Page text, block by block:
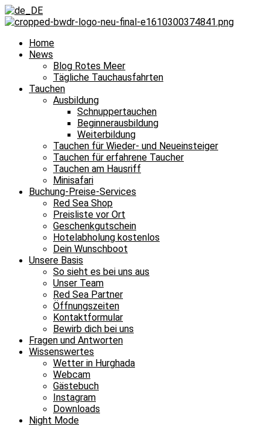
Home
News
Blog Rotes Meer
Tägliche Tauchausfahrten
Tauchen
Ausbildung
Schnuppertauchen
Beginnerausbildung
Weiterbildung
Tauchen für Wieder- und Neueinsteiger
Tauchen für erfahrene Taucher
Tauchen am Hausriff
Minisafari
Buchung-Preise-Services
Red Sea Shop
Preisliste vor Ort
Geschenkgutschein
Hotelabholung kostenlos
Dein Wunschboot
Unsere Basis
So sieht es bei uns aus
Unser Team
Red Sea Partner
Öffnungszeiten
Kontaktformular
Bewirb dich bei uns
Fragen und Antworten
Wissenswertes
Wetter in Hurghada
Webcam
Gästebuch
Instagram
Downloads
Night Mode